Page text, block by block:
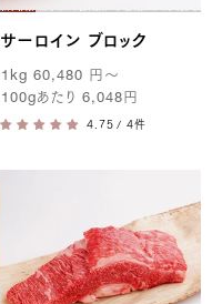
サーロイン ブロック
1kg 60,480 円 〜
100gあたり6,048 円
/ 4件